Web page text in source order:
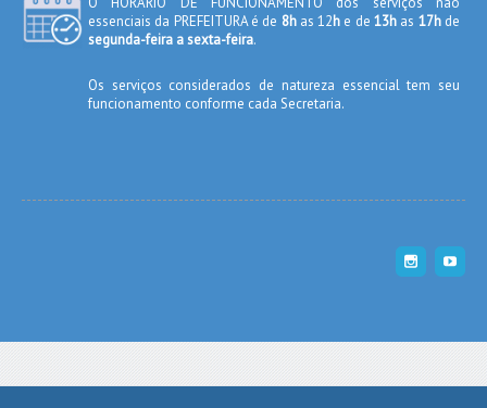
essenciais da PREFEITURA é de 8has 12h e de 13h as 17hde
segunda-feira a sexta-feira.
Os serviços considerados de natureza essencial tem seu
funcionamento conforme cada Secretaria.